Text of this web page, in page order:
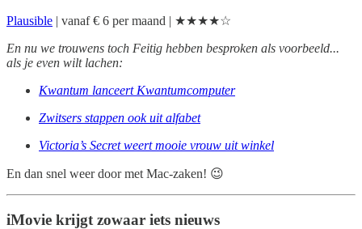
Plausible | vanaf € 6 per maand | ★★★★☆
En nu we trouwens toch Feitig hebben besproken als voorbeeld...
als je even wilt lachen:
Kwantum lanceert Kwantumcomputer
Zwitsers stappen ook uit alfabet
Victoria’s Secret weert mooie vrouw uit winkel
En dan snel weer door met Mac-zaken! 😉
iMovie krijgt zowaar iets nieuws